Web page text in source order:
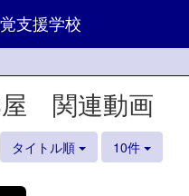
支援学校
関連動画
タイトル順 10件